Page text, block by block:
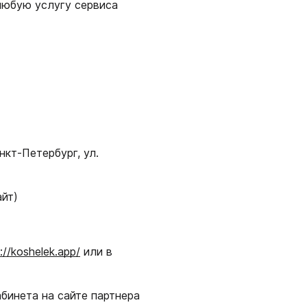
услугу сервиса
Петербург, ул.
koshelek.app/ или в
на сайте партнера